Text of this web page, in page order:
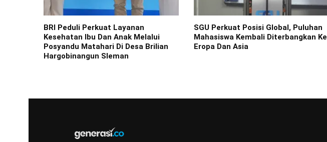
BRI Peduli Perkuat Layanan
Kesehatan Ibu Dan Anak Melalui
Posyandu Matahari Di Desa Brilian
Hargobinangun Sleman
SGU Perkuat Posisi Global, Puluhan
Mahasiswa Kembali Diterbangkan Ke
Eropa Dan Asia